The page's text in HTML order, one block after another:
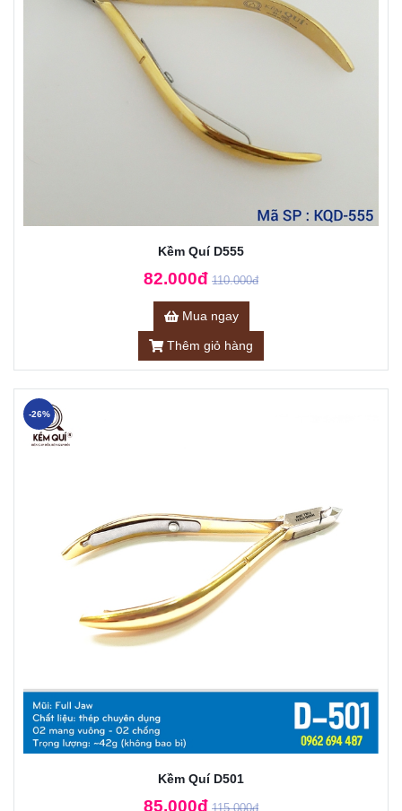
Kềm Quí D555
82.000đ 110.000đ
Mua ngay
Thêm giỏ hàng
Kềm Quí D501
85.000đ 115.000đ
-26%